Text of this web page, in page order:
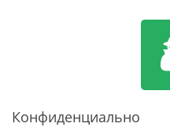
Конфиденциально